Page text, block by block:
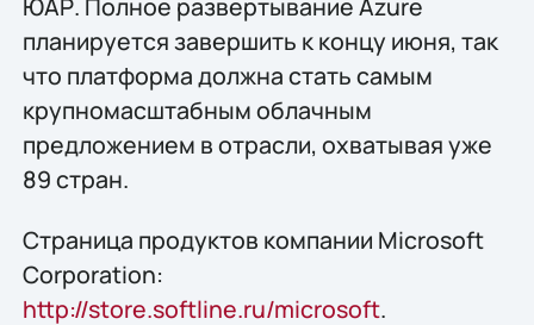
планируется завершить к концу июня, так
что платформа должна стать самым
крупномасштабным облачным
предложением в отрасли, охватывая уже
89 стран.
Страница продуктов компании Microsoft
Corporation:
http://store.softline.ru/microsoft.